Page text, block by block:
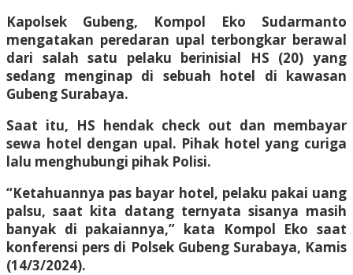
Kapolsek Gubeng, Kompol Eko Sudarmanto
mengatakan peredaran upal terbongkar berawal
dari salah satu pelaku berinisial HS (20) yang
sedang menginap di sebuah hotel di kawasan
Gubeng Surabaya.
Saat itu, HS hendak check out dan membayar
sewa hotel dengan upal. Pihak hotel yang curiga
lalu menghubungi pihak Polisi.
“Ketahuannya pas bayar hotel, pelaku pakai uang
palsu, saat kita datang ternyata sisanya masih
banyak di pakaiannya,” kata Kompol Eko saat
konferensi pers di Polsek Gubeng Surabaya, Kamis
(14/3/2024).